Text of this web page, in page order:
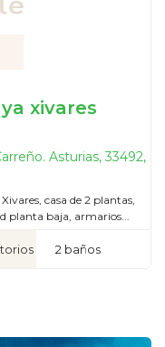
xivares
Asturias, 33492,
casa de 2 plantas,
planta baja, armarios...
2 baños